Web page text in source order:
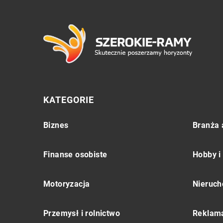
KATEGORIE
Biznes Branża
Finanse osobiste Hobby
Motoryzacja
Przemysł i rolnictwo